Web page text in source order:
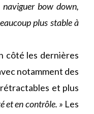
naviguer bow down,
plus stable à
côté les dernières
notamment des
et plus
et en contrôle. » Les